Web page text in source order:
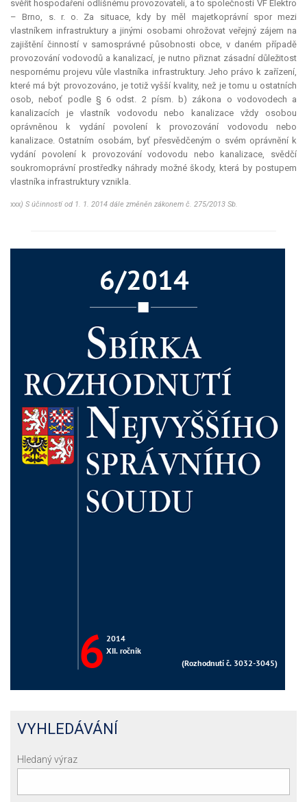
svěřit hospodaření odlišnému provozovateli, a to společnosti VF Elektro
– Brno, s. r. o. Za situace, kdy by měl majetkoprávní spor mezi
vlastníkem infrastruktury a jinými osobami ohrožovat veřejný zájem na
zajištění činností v samosprávné působnosti obce, v daném případě
provozování vodovodů a kanalizací, je nutno přiznat zásadní důležitost
nespornému projevu vůle vlastníka infrastruktury. Jeho právo k zařízení,
které má být provozováno, je totiž vyšší kvality, než je tomu u ostatních
osob, neboť podle § 6 odst. 2 písm. b) zákona o vodovodech a
kanalizacích je vlastník vodovodu nebo kanalizace vždy osobou
oprávněnou k vydání povolení k provozování vodovodu nebo
kanalizace. Ostatním osobám, byť přesvědčeným o svém oprávnění k
vydání povolení k provozování vodovodu nebo kanalizace, svědčí
soukromoprávní prostředky náhrady možné škody, která by postupem
vlastníka infrastruktury vznikla.
xxx) S účinností od 1. 1. 2014 dále změněn zákonem č. 275/2013 Sb.
VYHLEDÁVÁNÍ
Hledaný výraz